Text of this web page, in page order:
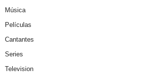
Música
Películas
Cantantes
Series
Television